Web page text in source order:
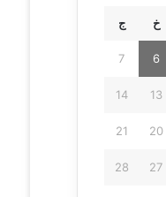
خ ج
6
7
13
14
20
21
27
28